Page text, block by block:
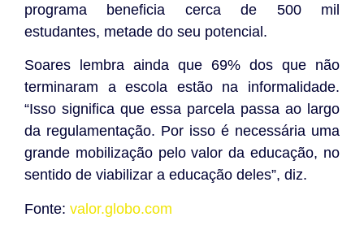
programa beneficia cerca de 500 mil
estudantes, metade do seu potencial.
Soares lembra ainda que 69% dos que não
terminaram a escola estão na informalidade.
“Isso significa que essa parcela passa ao largo
da regulamentação. Por isso é necessária uma
grande mobilização pelo valor da educação, no
sentido de viabilizar a educação deles”, diz.
Fonte: valor.globo.com